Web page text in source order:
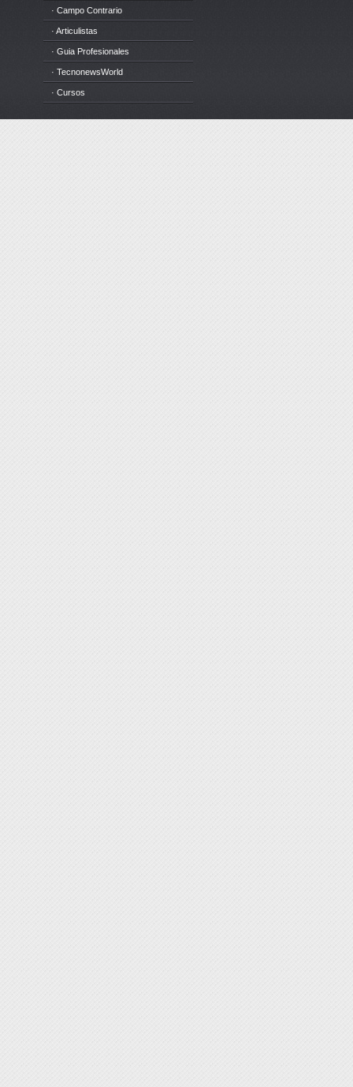
· Campo Contrario
· Articulistas
· Guia Profesionales
· TecnonewsWorld
· Cursos